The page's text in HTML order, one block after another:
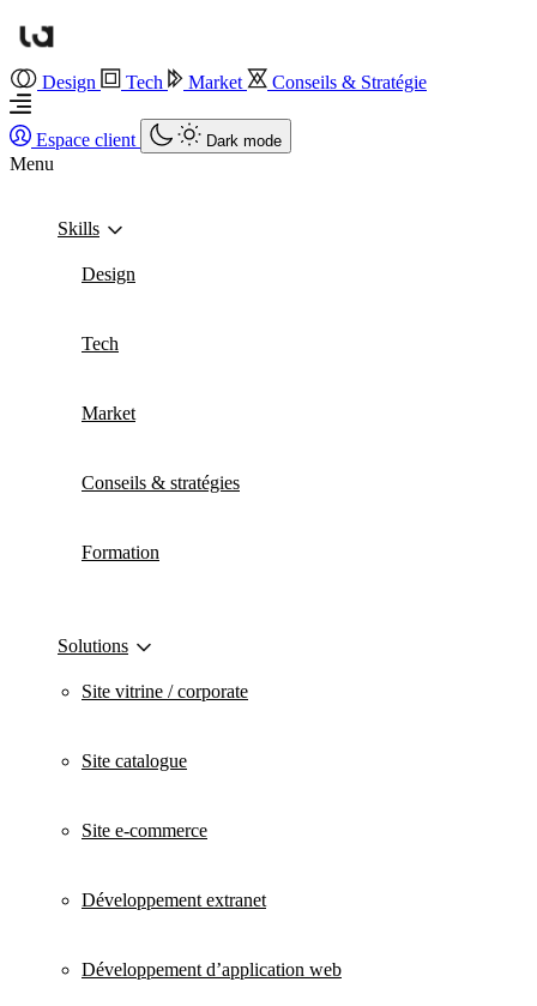
Design Tech Market Conseils & Stratégie
Espace client Dark mode
Menu
Skills
Design
Tech
Market
Conseils & stratégies
Formation
Solutions
Site vitrine / corporate
Site catalogue
Site e-commerce
Développement extranet
Développement d’application web